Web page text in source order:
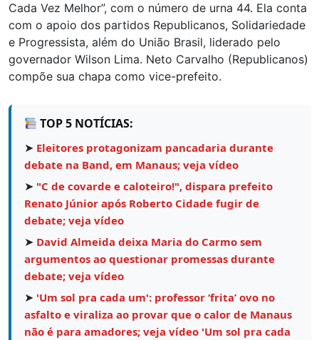
Cada Vez Melhor”, com o número de urna 44. Ela conta
com o apoio dos partidos Republicanos, Solidariedade
e Progressista, além do União Brasil, liderado pelo
governador Wilson Lima. Neto Carvalho (Republicanos)
compõe sua chapa como vice-prefeito.
TOP 5 NOTÍCIAS:
➤ Eleitores protagonizam pancadaria durante
debate na Band, em Manaus; veja vídeo
➤ "C de covarde e caloteiro!", dispara prefeito
Renato Júnior após Roberto Cidade fugir de
debate; veja vídeo
➤ David Almeida deixa Maria do Carmo sem
argumentos ao questionar promessas durante
debate; veja vídeo
➤ 'Um sol pra cada um': professor ‘frita’ ovo no
asfalto e viraliza ao provar que o calor de Manaus
não é para amadores; veja vídeo 'Um sol pra cada